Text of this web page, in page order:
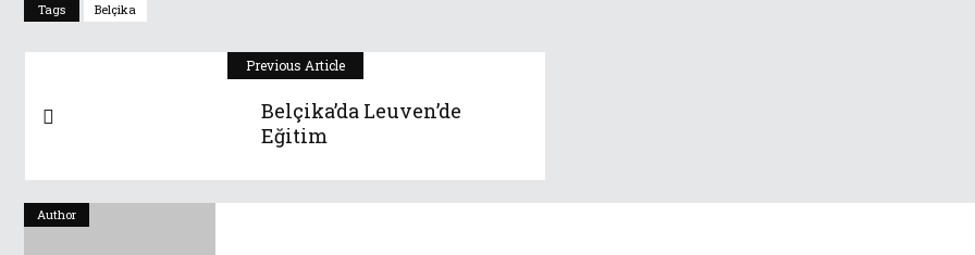
Tags Belçika
Previous Article
Belçika’da Leuven’de
Eğitim
Author